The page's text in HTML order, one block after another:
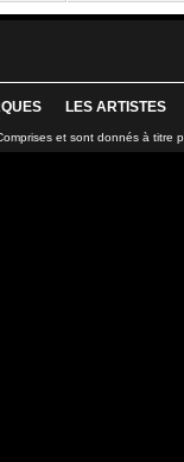
LES ARTISTES
et sont donnés à